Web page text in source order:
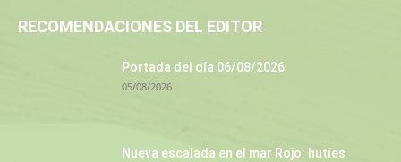
RECOMENDACIONES DEL EDITOR
Portada del día 06/08/2026
05/08/2026
Nueva escalada en el mar Rojo: hutíes